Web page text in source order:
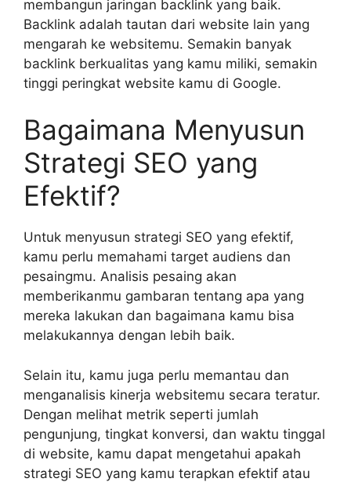
membangun jaringan backlink yang baik.
Backlink adalah tautan dari website lain yang
mengarah ke websitemu. Semakin banyak
backlink berkualitas yang kamu miliki, semakin
tinggi peringkat website kamu di Google.
Bagaimana Menyusun
Strategi SEO yang
Efektif?
Untuk menyusun strategi SEO yang efektif,
kamu perlu memahami target audiens dan
pesaingmu. Analisis pesaing akan
memberikanmu gambaran tentang apa yang
mereka lakukan dan bagaimana kamu bisa
melakukannya dengan lebih baik.
Selain itu, kamu juga perlu memantau dan
menganalisis kinerja websitemu secara teratur.
Dengan melihat metrik seperti jumlah
pengunjung, tingkat konversi, dan waktu tinggal
di website, kamu dapat mengetahui apakah
strategi SEO yang kamu terapkan efektif atau